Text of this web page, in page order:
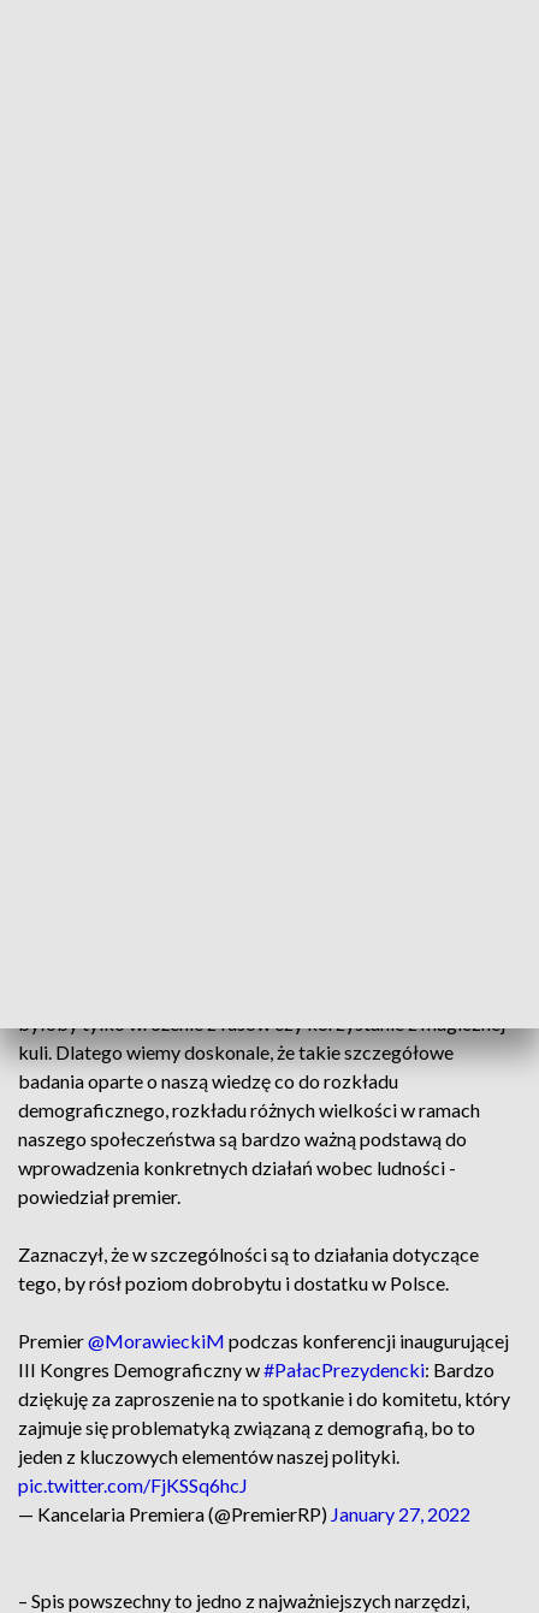
byłoby tylko wróżenie z fusów czy korzystanie z magicznej
kuli. Dlatego wiemy doskonale, że takie szczegółowe
badania oparte o naszą wiedzę co do rozkładu
demograficznego, rozkładu różnych wielkości w ramach
naszego społeczeństwa są bardzo ważną podstawą do
wprowadzenia konkretnych działań wobec ludności -
powiedział premier.
Zaznaczył, że w szczególności są to działania dotyczące
tego, by rósł poziom dobrobytu i dostatku w Polsce.
Premier@MorawieckiM podczas konferencji inaugurującej
III Kongres Demograficzny w#PałacPrezydencki: Bardzo
dziękuję za zaproszenie na to spotkanie i do komitetu, który
zajmuje się problematyką związaną z demografią, bo to
jeden z kluczowych elementów naszej polityki.
pic.twitter.com/FjKSSq6hcJ
— Kancelaria Premiera (@PremierRP) January 27, 2022
– Spis powszechny to jedno z najważniejszych narzędzi,